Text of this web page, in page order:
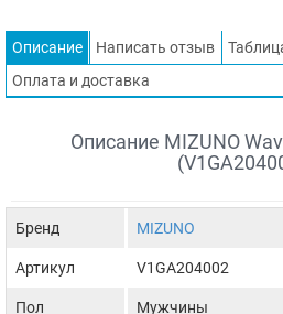
Описание Написать отзыв
Оплата и доставка
Описание MIZUNO
Бренд MIZUNO
Артикул V1GA204002
Пол Мужчины